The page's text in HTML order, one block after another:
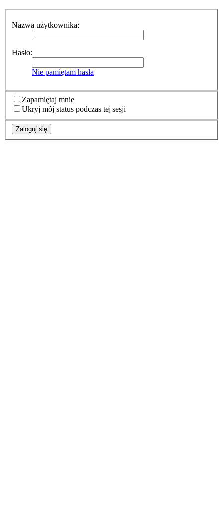
Nazwa użytkownika:
Hasło:
Nie pamiętam hasła
Zapamiętaj mnie
Ukryj mój status podczas tej sesji